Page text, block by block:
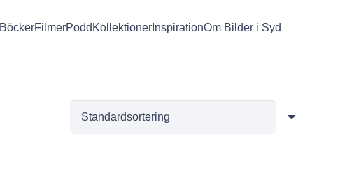
BöckerFilmerPodd Kollektioner InspirationOm Bilder i Syd